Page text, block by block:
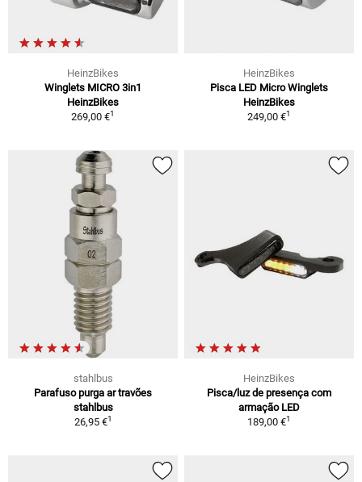
HeinzBikes
Winglets MICRO 3in1
HeinzBikes
269,00 €1
HeinzBikes
Pisca LED Micro Winglets
HeinzBikes
249,00 €1
stahlbus
Parafuso purga ar travões
stahlbus
26,95 €1
HeinzBikes
Pisca/luz de presença com
armação LED
189,00 €1